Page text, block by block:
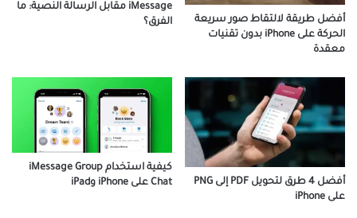
أفضل طريقة لالتقاط صور سريعة
الحركة على iPhone بدون تقنيات
معقدة
iMessage مقابل الرسالة النصية: ما
الفرق؟
أفضل 4 طرق لتحويل PDF إلى PNG
على iPhone
كيفية استخدام iMessage Group
Chat على iPhone وiPad